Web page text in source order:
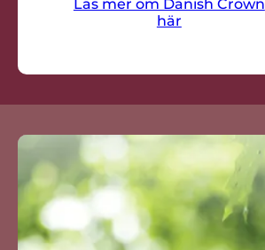
Läs mer om Danish Crown
här